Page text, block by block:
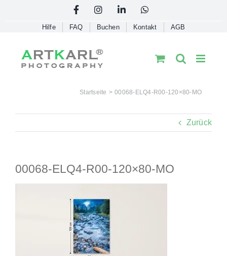
FacebookInstagramLinkedInWhatsApp
Hilfe FAQ Buchen Kontakt AGB
Startseite 00068-ELQ4-R00-120×80-MO
Zurück
00068-ELQ4-R00-120×80-MO